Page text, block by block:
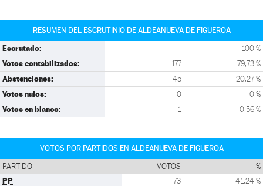
RESUMEN DEL ESCRUTINIO DE ALDEANUEVA DE FIGUEROA
Escrutado: 100 %
Votos contabilizados: 177 79,73 %
Abstenciones: 45 20,27 %
Votos nulos: 0 0 %
Votos en blanco: 1 0,56 %
VOTOS POR PARTIDOS EN ALDEANUEVA DE FIGUEROA
PARTIDO VOTOS %
PP 73 41,24 %